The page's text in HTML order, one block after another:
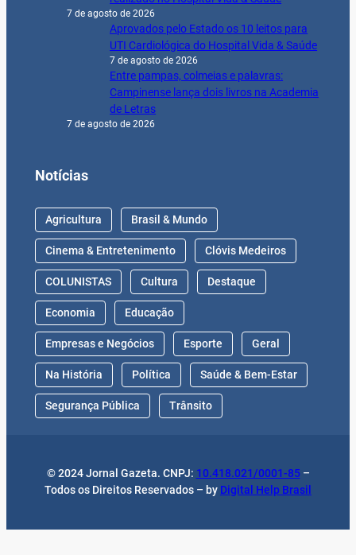
7 de agosto de 2026
Aprovados pelo Estado os 10 leitos para
UTI Cardiológica do Hospital Vida & Saúde
7 de agosto de 2026
Entre pampas, colmeias e palavras:
Campinense lança dois livros na Academia
de Letras
7 de agosto de 2026
Notícias
Agricultura Brasil & Mundo
Cinema & Entretenimento Clóvis Medeiros
COLUNISTAS Cultura Destaque
Economia Educação
Empresas e Negócios Esporte Geral
Na História Política Saúde & Bem-Estar
Segurança Pública Trânsito
© 2024 Jornal Gazeta. CNPJ: 10.418.021/0001-85–
Todos os Direitos Reservados – by Digital Help Brasil